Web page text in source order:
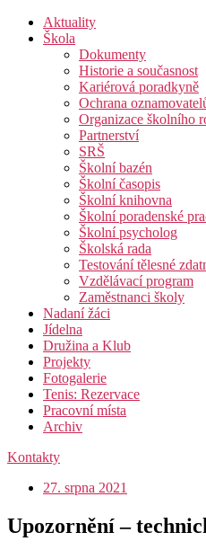
Aktuality
Škola
Dokumenty
Historie a současnost
Kariérová poradkyně
Ochrana
Organizace školního
Partnerství
SRŠ
Školní bazén
Školní časopis
Školní knihovna
Školní poradenské
Školní psycholog
Školská rada
Testování tělesné
Vzdělávací program
Zaměstnanci školy
Nadaní žáci
Jídelna
Družina a Klub
Projekty
Fotogalerie
Tenis: Rezervace
Pracovní místa
Archiv
Kontakty
27. srpna 2021
Upozornění –